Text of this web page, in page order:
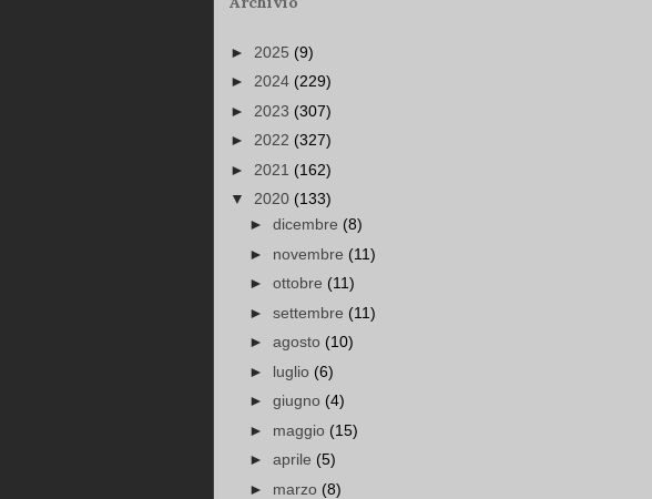
► 2025 (9)
► 2024 (229)
► 2023 (307)
► 2022 (327)
► 2021 (162)
▼ 2020 (133)
► dicembre (8)
► novembre (11)
► ottobre (11)
► settembre (11)
► agosto (10)
► luglio (6)
► giugno (4)
► maggio (15)
► aprile (5)
► marzo (8)